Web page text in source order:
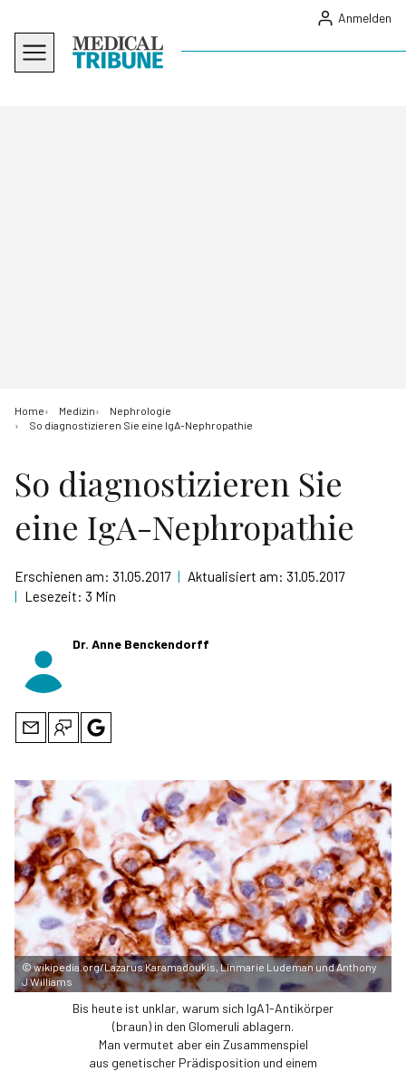
Anmelden
Home Medizin
Nephrologie
So diagnostizieren Sie eine IgA-Nephropathie
So diagnostizieren Sie
eine IgA-Nephropathie
Erschienen am: 31.05.2017 | Aktualisiert am: 31.05.2017
| Lesezeit: 3 Min
Dr. Anne Benckendorff
©wikipedia.org/Lazarus Karamadoukis, Linmarie Ludeman und Anthony
J Williams
Bis heute ist unklar, warum sich IgA1-Antikörper
(braun) in den Glomeruli ablagern.
Man vermutet aber ein Zusammenspiel
aus genetischer Prädisposition und einem